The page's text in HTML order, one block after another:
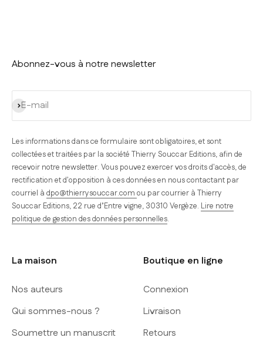
Abonnez-vous à notre newsletter
E-mail
S'inscrire
Les informations dans ce formulaire sont obligatoires, et sont
collectées et traitées par la société Thierry Souccar Editions, afin de
recevoir notre newsletter. Vous pouvez exercer vos droits d'accès, de
rectification et d'opposition à ces données en nous contactant par
courriel à dpo@thierrysouccar.com ou par courrier à Thierry
Souccar Editions, 22 rue d’Entre vigne, 30310 Vergèze. Lire notre
politique de gestion des données personnelles.
La maison
Nos auteurs
Qui sommes-nous ?
Soumettre un manuscrit
Boutique en ligne
Connexion
Livraison
Retours